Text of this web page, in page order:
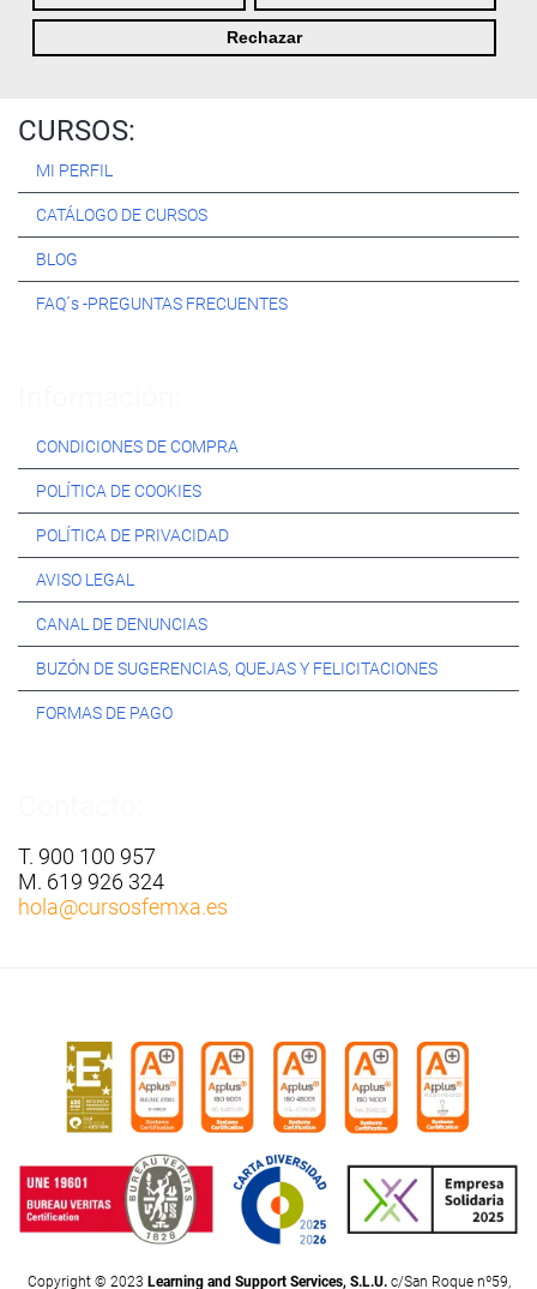
Rechazar
CURSOS:
MI PERFIL
CATÁLOGO DE CURSOS
BLOG
FAQ´s -PREGUNTAS FRECUENTES
CONDICIONES DE COMPRA
POLÍTICA DE COOKIES
POLÍTICA DE PRIVACIDAD
AVISO LEGAL
CANAL DE DENUNCIAS
BUZÓN DE SUGERENCIAS, QUEJAS Y FELICITACIONES
FORMAS DE PAGO
T. 900 100 957
M. 619 926 324
hola@cursosfemxa.es
Copyright © 2023 Learning and Support Services, S.L.U.c/San Roque nº59,